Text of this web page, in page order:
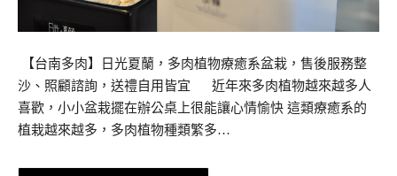
【台南多肉】日光夏蘭，多肉植物療癒系盆栽，售後服務整
沙、照顧諮詢，送禮自用皆宜 近年來多肉植物越來越多人
喜歡，小小盆栽擺在辦公桌上很能讓心情愉快 這類療癒系的
植栽越來越多，多肉植物種類繁多…